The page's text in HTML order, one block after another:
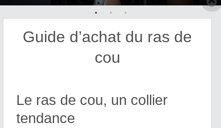
Guide d’achat du ras de
cou
Le ras de cou, un collier
tendance